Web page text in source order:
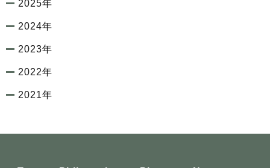
2025年
2024年
2023年
2022年
2021年